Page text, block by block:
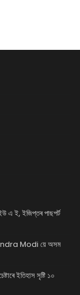
ই, ইজিপ্তৰ পাছপৰ্ট
Modi য়ে অসম
ইতিহাস সৃষ্টি ১০